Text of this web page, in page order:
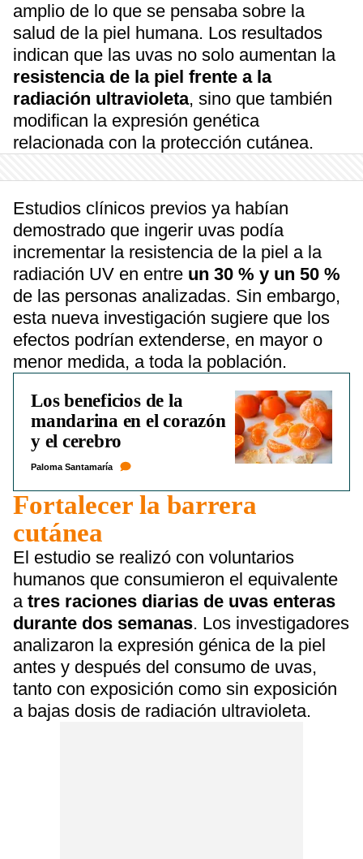
amplio de lo que se pensaba sobre la
salud de la piel humana. Los resultados
indican que las uvas no solo aumentan la
resistencia de la piel frente a la
radiación ultravioleta, sino que también
modifican la expresión genética
relacionada con la protección cutánea.
Estudios clínicos previos ya habían
demostrado que ingerir uvas podía
incrementar la resistencia de la piel a la
radiación UV en entre un 30 % y un 50 %
de las personas analizadas. Sin embargo,
esta nueva investigación sugiere que los
efectos podrían extenderse, en mayor o
menor medida, a toda la población.
Los beneficios de la
mandarina en el corazón
y el cerebro
Paloma Santamaría
Fortalecer la barrera
cutánea
El estudio se realizó con voluntarios
humanos que consumieron el equivalente
atres raciones diarias de uvas enteras
durante dos semanas. Los investigadores
analizaron la expresión génica de la piel
antes y después del consumo de uvas,
tanto con exposición como sin exposición
a bajas dosis de radiación ultravioleta.